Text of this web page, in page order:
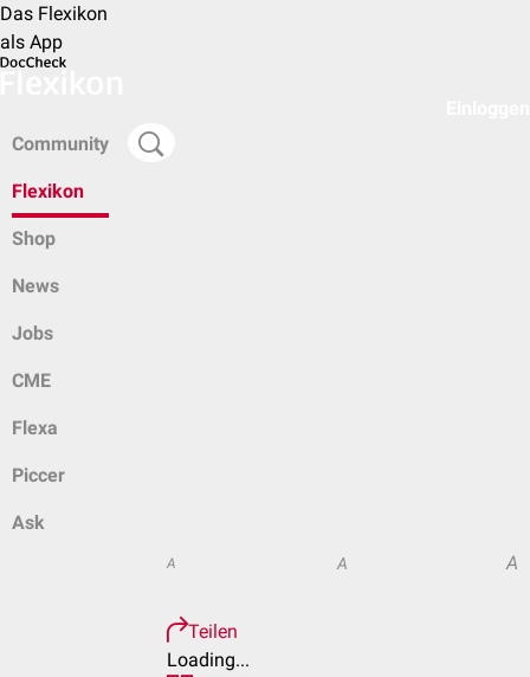
Das Flexikon
als App
Community
Flexikon
Shop
News
Jobs
CME
Flexa
Piccer
Ask
A A A
Teilen
Loading...